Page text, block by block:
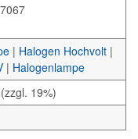
| Halogen Hochvolt |
| Halogenlampe
19%)